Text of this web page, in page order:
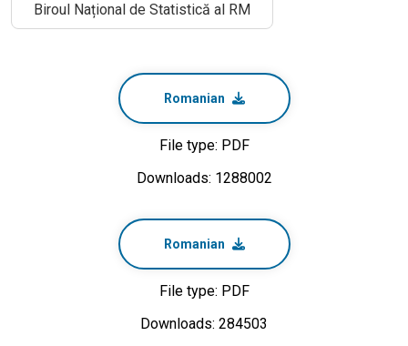
Biroul Național de Statistică al RM
Romanian
File type: PDF
Downloads: 1288002
Romanian
File type: PDF
Downloads: 284503